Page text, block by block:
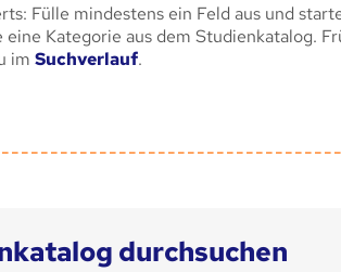
Fülle mindestens ein Feld aus und
eine Kategorie aus dem Studienkatalog.
im Suchverlauf.
durchsuchen